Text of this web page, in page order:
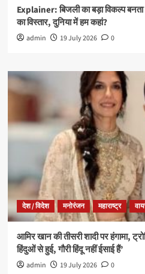
Explainer: बिजली का बड़ा विकल्प
का विस्तार, दुनिया में हम कहां?
admin 19 July 2026 0
देश / विदेश मनोरंजन महाराष्ट्र
आमिर खान की तीसरी शादी पर हंगामा,
हिंदुओं से हुई, गौरी हिंदू नहीं ईसाई हैं’
admin 19 July 2026 0